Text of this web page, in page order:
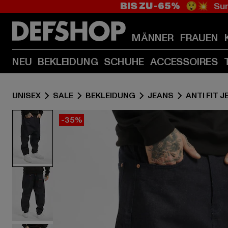
BIS ZU -65% 😲💥
MÄNNER FRAUEN
NEU BEKLEIDUNG SCHUHE ACCESSOIRES
UNISEX SALE BEKLEIDUNG JEANS ANTI FIT
-35%